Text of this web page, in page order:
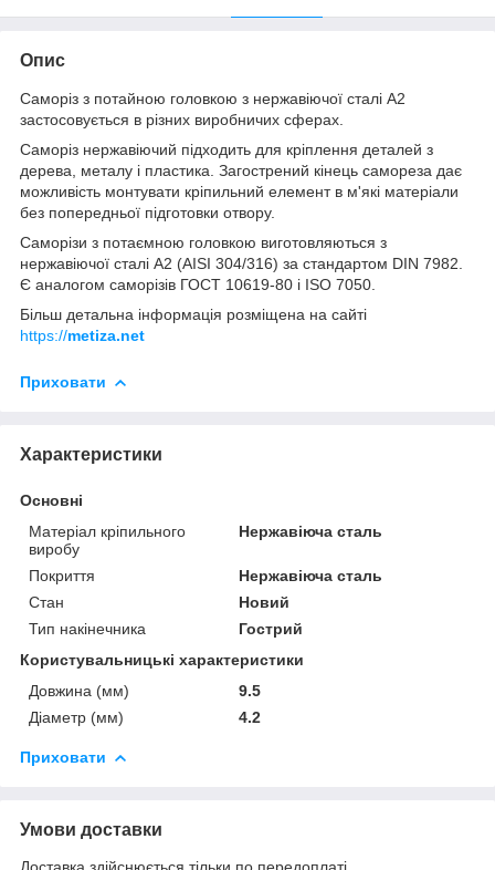
Опис
Саморіз з потайною головкою з нержавіючої сталі А2
застосовується в різних виробничих сферах.
Саморіз нержавіючий підходить для кріплення деталей з
дерева, металу і пластика. Загострений кінець самореза дає
можливість монтувати кріпильний елемент в м'які матеріали
без попередньої підготовки отвору.
Саморізи з потаємною головкою виготовляються з
нержавіючої сталі А2 (AISI 304/316) за стандартом DIN 7982.
Є аналогом саморізів ГОСТ 10619-80 і ISO 7050.
Більш детальна інформація розміщена на сайті
https://metiza.net
Приховати
Характеристики
Основні
Матеріал кріпильного
виробу
Нержавіюча сталь
Покриття
Нержавіюча сталь
Стан
Новий
Тип накінечника
Гострий
Користувальницькі характеристики
Довжина (мм)
9.5
Діаметр (мм)
4.2
Приховати
Умови доставки
Доставка здійснюється тільки по передоплаті.